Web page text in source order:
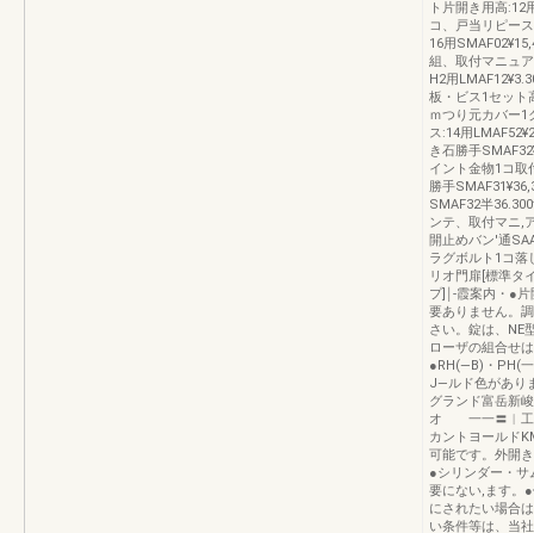
ト片開き用高
コ、戸当リピー
16用
組、取付マニュ
H2用
板・ビス1セット
ｍつり元カバー1
ス:14用
き石勝手
イント金物1コ取
勝手
SMAF32半
ンテ、取付マニ,
開止めバン′通
ラグボルト1コ落
リオ門扉[標準タ
プ]￨‐霞案内・●
要ありません。
さい。錠は、NE
ローザの組合せ
●RH(―B)・PH(
J―ルド色があり
グランド富岳新
オ 一一〓︱工
カントヨールド
可能です。外開
●シリンダー・サ
要にない,ます。
にされたい場合
い条件等は、当